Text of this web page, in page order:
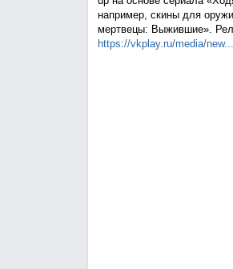
например, скины для
мертвецы: Выжившие».
https://vkplay.ru/media/new...